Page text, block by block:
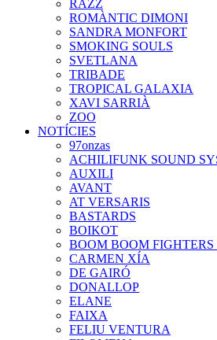
RAZZ
ROMÀNTIC DIMONI
SANDRA MONFORT
SMOKING SOULS
SVETLANA
TRIBADE
TROPICAL GALAXIA
XAVI SARRIÀ
ZOO
NOTÍCIES
97onzas
ACHILIFUNK SOUND
AUXILI
AVANT
AT VERSARIS
BASTARDS
BOIKOT
BOOM BOOM
CARMEN XÍA
DE GAIRÓ
DONALLOP
ELANE
FAIXA
FELIU VENTURA